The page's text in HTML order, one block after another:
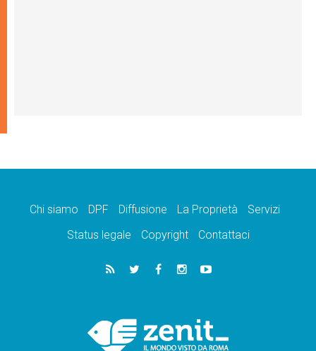
Chi siamo DPF Diffusione La Proprietà
Servizi
Status legale
Copyright Contattaci